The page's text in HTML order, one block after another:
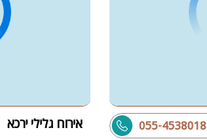
055-4538018 אירוח גלילי ירכא